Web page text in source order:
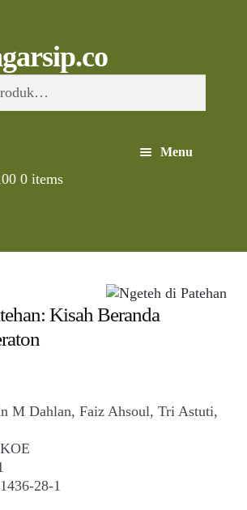
Menu
0 items
Kisah Beranda
M Dahlan, Faiz Ahsoul, Tri Astuti,
28-1